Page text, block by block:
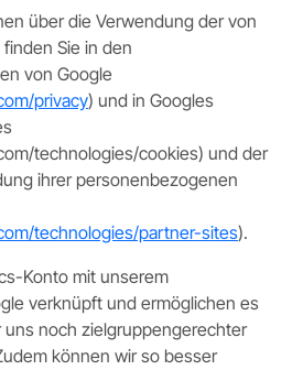
über die Verwendung der von
Sie in den
von Google
privacy) und in Googles
technologies/cookies) und der
ihrer personenbezogenen
technologies/partner-sites).
Konto mit unserem
verknüpft und ermöglichen es
noch zielgruppengerechter
können wir so besser